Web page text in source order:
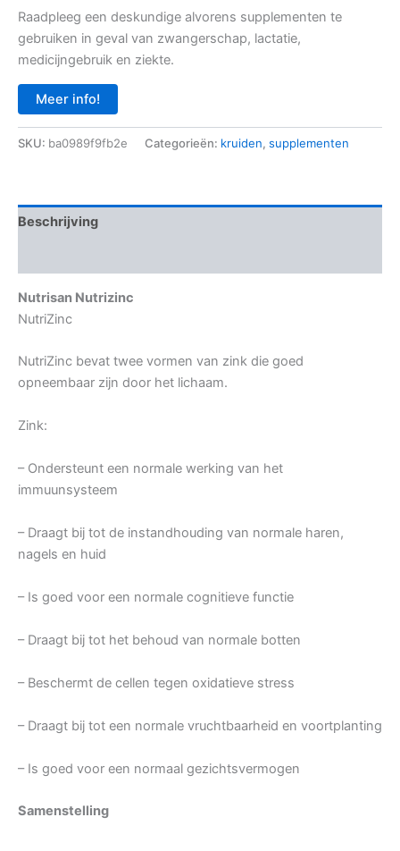
Raadpleeg een deskundige alvorens supplementen te
gebruiken in geval van zwangerschap, lactatie,
medicijngebruik en ziekte.
Meer info!
SKU: ba0989f9fb2e Categorieën: kruiden, supplementen
Beschrijving
Nutrisan Nutrizinc
NutriZinc
NutriZinc bevat twee vormen van zink die goed
opneembaar zijn door het lichaam.
Zink:
– Ondersteunt een normale werking van het
immuunsysteem
– Draagt bij tot de instandhouding van normale haren,
nagels en huid
– Is goed voor een normale cognitieve functie
– Draagt bij tot het behoud van normale botten
– Beschermt de cellen tegen oxidatieve stress
– Draagt bij tot een normale vruchtbaarheid en voortplanting
– Is goed voor een normaal gezichtsvermogen
Samenstelling